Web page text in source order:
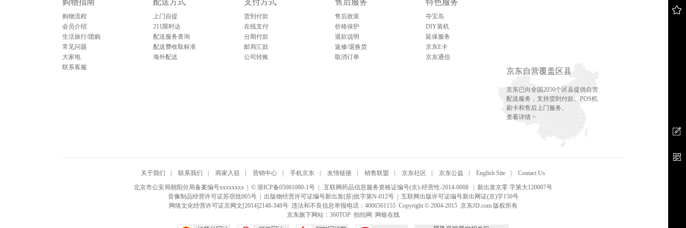
购物指南
购物流程
会员介绍
生活旅行/团购
常见问题
大家电
联系客服
配送方式
上门自提
211限时达
配送服务查询
配送费收取标准
海外配送
支付方式
货到付款
在线支付
分期付款
邮局汇款
公司转账
售后服务
售后政策
价格保护
退款说明
返修/退换货
取消订单
特色服务
夺宝岛
DIY装机
延保服务
京东E卡
京东通信
京东自营覆盖区县
京东已向全国2050个区县提供自营
配送服务，支持货到付款、POS机
刷卡和售后上门服务。
查看详情 >
关于我们 联系我们 商家入驻 营销中心 手机京东 友情链接 销售联盟 京东社区 京东公益 English Site
Contact Us
北京市公安局朝阳分局备案编号xxxxxxxx | © 浙ICP备05081080-1号 | 互联网药品信息服务资格证编号(京)-经营性-2014-0008 | 新出发京零 字第大120007号
音像制品经营许可证苏宿批005号| 出版物经营许可证编号新出发(苏)批字第N-012号 | 互联网出版许可证编号新出网证(京)字150号
网络文化经营许可证京网文[2014]2148-348号违法和不良信息举报电话：4006561155 Copyright © 2004-2015 京东JD.com 版权所有
京东旗下网站： 360TOP 拍拍网 网银在线